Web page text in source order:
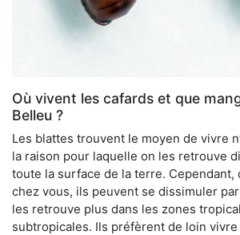
Où vivent les cafards et que
Belleu ?
Les blattes trouvent le moyen de vivre
la raison pour laquelle on les retrouve
toute la surface de la terre. Cependant,
chez vous, ils peuvent se dissimuler
les retrouve plus dans les zones
subtropicales. Ils préfèrent de loin